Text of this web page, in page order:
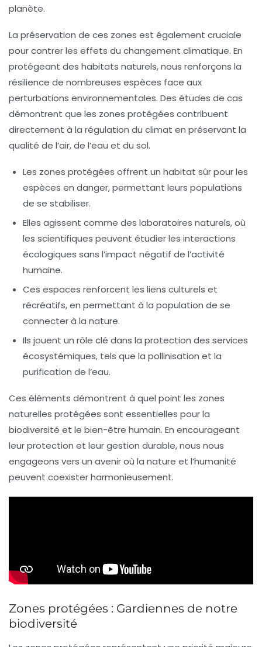
planète.
La préservation de ces zones est également cruciale
pour contrer les effets du changement climatique. En
protégeant des habitats naturels, nous renforçons la
résilience de nombreuses espèces face aux
perturbations environnementales. Des études de cas
démontrent que les zones protégées contribuent
directement à la régulation du climat en préservant la
qualité de l’air, de l’eau et du sol.
Les zones protégées offrent un habitat sûr pour les
espèces en danger, permettant leurs populations
de se stabiliser.
Elles agissent comme des laboratoires naturels, où
les scientifiques peuvent étudier les interactions
écologiques sans l’impact négatif de l’activité
humaine.
Ces espaces renforcent les liens culturels et
récréatifs, en permettant à la population de se
connecter à la nature.
Ils jouent un rôle clé dans la protection des services
écosystémiques, tels que la pollinisation et la
purification de l’eau.
Ces éléments démontrent à quel point les zones
naturelles protégées sont essentielles pour la
biodiversité et le bien-être humain. En encourageant
leur protection et leur gestion durable, nous nous
engageons vers un avenir où la nature et l’humanité
peuvent coexister harmonieusement.
Zones protégées : Gardiennes de notre
biodiversité